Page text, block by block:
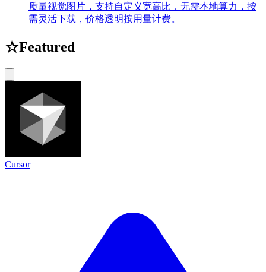
质量视觉图片，支持自定义宽高比，无需本地算力，按
需灵活下载，价格透明按用量计费。
☆Featured
Cursor